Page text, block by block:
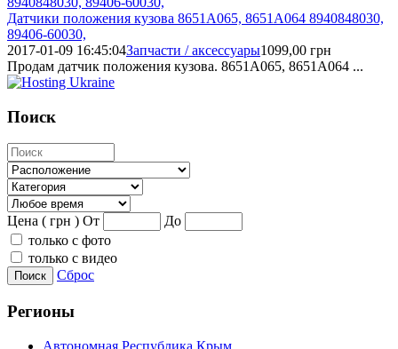
Датчики положения кузова 8651A065, 8651A064 8940848030,
89406-60030,
2017-01-09 16:45:04Запчасти / аксессуары1099,00 грн
Продам датчик положения кузова. 8651A065, 8651A064 ...
Поиск
Цена ( грн ) От
До
только с фото
только с видео
Поиск Сброс
Регионы
Автономная Республика Крым